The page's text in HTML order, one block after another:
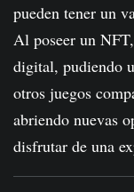
pueden tener un
Al poseer un
digital, pudiendo
otros juegos
abriendo nuevas
disfrutar de una